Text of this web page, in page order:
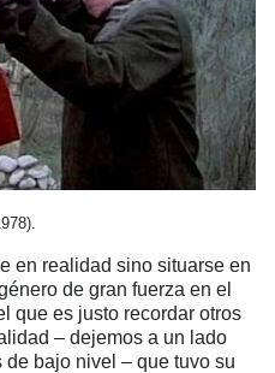
en realidad sino situarse en
de gran fuerza en el
que es justo recordar otros
– dejemos a un lado
bajo nivel – que tuvo su